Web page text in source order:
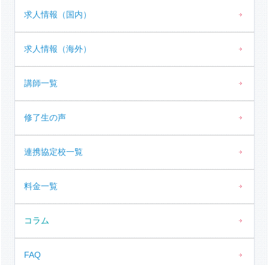
求人情報（国内）
求人情報（海外）
講師一覧
修了生の声
連携協定校一覧
料金一覧
コラム
FAQ